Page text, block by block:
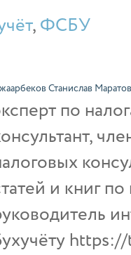
,ФСБУ
Станислав
по
и книг